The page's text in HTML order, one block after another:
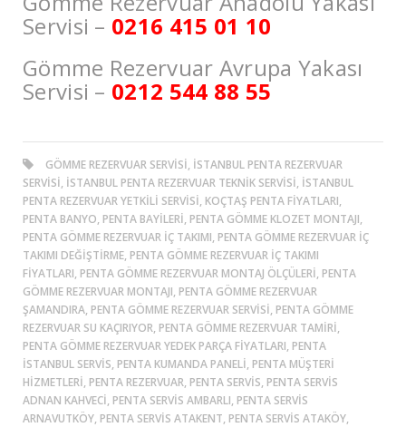
Servisi – 0216 415 01 10
Gömme Rezervuar Avrupa Yakası
Servisi – 0212 544 88 55
GÖMME REZERVUAR SERVISI, ISTANBUL PENTA REZERVUAR
SERVISI, ISTANBUL PENTA REZERVUAR TEKNIK SERVISI, ISTANBUL
PENTA REZERVUAR YETKILI SERVISI, KOÇTAŞ PENTA FIYATLARI,
PENTA BANYO, PENTA BAYILERI, PENTA GÖMME KLOZET MONTAJI,
PENTA GÖMME REZERVUAR İÇ TAKIMI, PENTA GÖMME REZERVUAR İÇ
TAKIMI DEĞIŞTIRME, PENTA GÖMME REZERVUAR İÇ TAKIMI
FIYATLARI, PENTA GÖMME REZERVUAR MONTAJ ÖLÇÜLERI, PENTA
GÖMME REZERVUAR MONTAJI, PENTA GÖMME REZERVUAR
ŞAMANDIRA, PENTA GÖMME REZERVUAR SERVISI, PENTA GÖMME
REZERVUAR SU KAÇIRIYOR, PENTA GÖMME REZERVUAR TAMIRI,
PENTA GÖMME REZERVUAR YEDEK PARÇA FIYATLARI, PENTA
ISTANBUL SERVIS, PENTA KUMANDA PANELI, PENTA MÜŞTERI
HIZMETLERI, PENTA REZERVUAR, PENTA SERVIS, PENTA SERVIS
ADNAN KAHVECI, PENTA SERVIS AMBARLI, PENTA SERVIS
ARNAVUTKÖY, PENTA SERVIS ATAKENT, PENTA SERVIS ATAKÖY,